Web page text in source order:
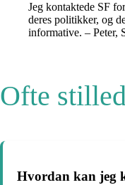
Jeg kontaktede SF
deres politikker, og
informative. – Peter,
Ofte
Hvordan kan jeg